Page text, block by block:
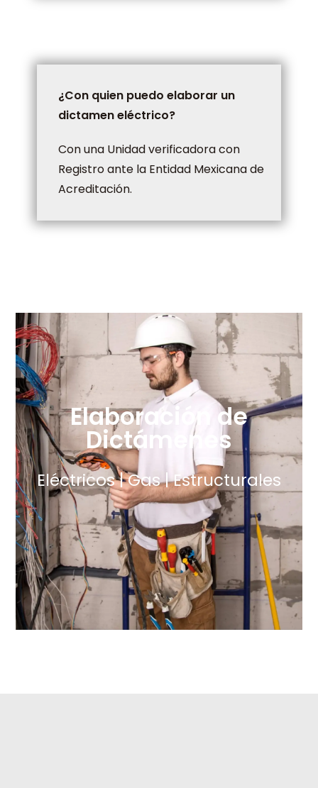
¿Con quien puedo elaborar un
dictamen eléctrico?
Con una Unidad verificadora con
Registro ante la Entidad Mexicana de
Acreditación.
Elaboración de
Dictámenes
Eléctricos | Gas | Estructurales